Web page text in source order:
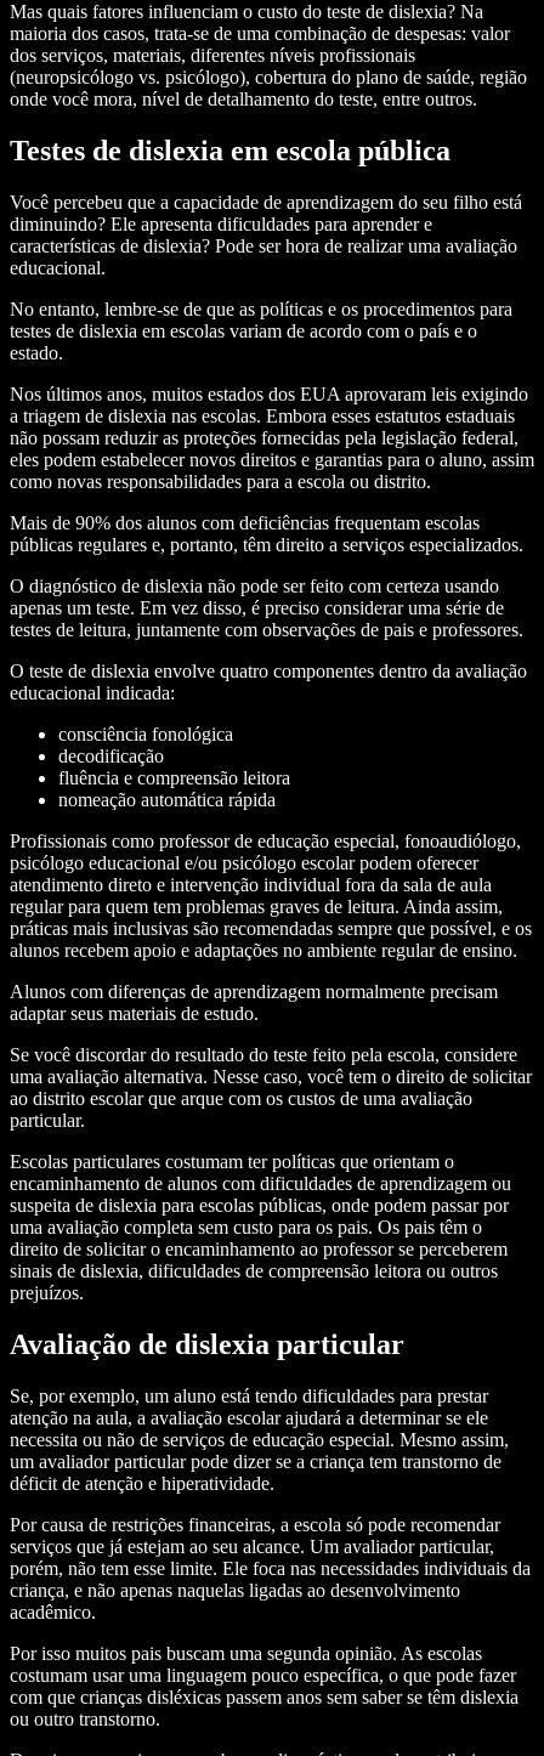
Mas quais fatores influenciam o custo do teste de dislexia? Na
maioria dos casos, trata-se de uma combinação de despesas: valor
dos serviços, materiais, diferentes níveis profissionais
(neuropsicólogo vs. psicólogo), cobertura do plano de saúde, região
onde você mora, nível de detalhamento do teste, entre outros.
Testes de dislexia em escola pública
Você percebeu que a capacidade de aprendizagem do seu filho está
diminuindo? Ele apresenta dificuldades para aprender e
características de dislexia? Pode ser hora de realizar uma avaliação
educacional.
No entanto, lembre-se de que as políticas e os procedimentos para
testes de dislexia em escolas variam de acordo com o país e o
estado.
Nos últimos anos, muitos estados dos EUA aprovaram leis exigindo
a triagem de dislexia nas escolas. Embora esses estatutos estaduais
não possam reduzir as proteções fornecidas pela legislação federal,
eles podem estabelecer novos direitos e garantias para o aluno, assim
como novas responsabilidades para a escola ou distrito.
Mais de 90% dos alunos com deficiências frequentam escolas
públicas regulares e, portanto, têm direito a serviços especializados.
O diagnóstico de dislexia não pode ser feito com certeza usando
apenas um teste. Em vez disso, é preciso considerar uma série de
testes de leitura, juntamente com observações de pais e professores.
O teste de dislexia envolve quatro componentes dentro da avaliação
educacional indicada:
consciência fonológica
decodificação
fluência e compreensão leitora
nomeação automática rápida
Profissionais como professor de educação especial, fonoaudiólogo,
psicólogo educacional e/ou psicólogo escolar podem oferecer
atendimento direto e intervenção individual fora da sala de aula
regular para quem tem problemas graves de leitura. Ainda assim,
práticas mais inclusivas são recomendadas sempre que possível, e os
alunos recebem apoio e adaptações no ambiente regular de ensino.
Alunos com diferenças de aprendizagem normalmente precisam
adaptar seus materiais de estudo.
Se você discordar do resultado do teste feito pela escola, considere
uma avaliação alternativa. Nesse caso, você tem o direito de solicitar
ao distrito escolar que arque com os custos de uma avaliação
particular.
Escolas particulares costumam ter políticas que orientam o
encaminhamento de alunos com dificuldades de aprendizagem ou
suspeita de dislexia para escolas públicas, onde podem passar por
uma avaliação completa sem custo para os pais. Os pais têm o
direito de solicitar o encaminhamento ao professor se perceberem
sinais de dislexia, dificuldades de compreensão leitora ou outros
prejuízos.
Avaliação de dislexia particular
Se, por exemplo, um aluno está tendo dificuldades para prestar
atenção na aula, a avaliação escolar ajudará a determinar se ele
necessita ou não de serviços de educação especial. Mesmo assim,
um avaliador particular pode dizer se a criança tem transtorno de
déficit de atenção e hiperatividade.
Por causa de restrições financeiras, a escola só pode recomendar
serviços que já estejam ao seu alcance. Um avaliador particular,
porém, não tem esse limite. Ele foca nas necessidades individuais da
criança, e não apenas naquelas ligadas ao desenvolvimento
acadêmico.
Por isso muitos pais buscam uma segunda opinião. As escolas
costumam usar uma linguagem pouco específica, o que pode fazer
com que crianças disléxicas passem anos sem saber se têm dislexia
ou outro transtorno.